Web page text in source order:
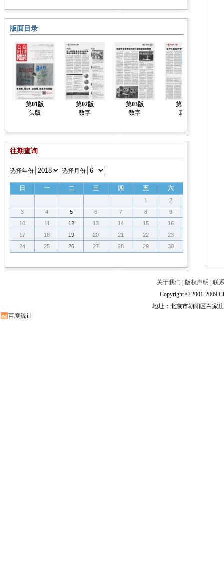
版面目录
第01版
头版
第02版
数字
第03版
数字
第04版
新闻
往期查询
选择年份 选择月份
日 一 二 三 四 五 六
1
2
3
4 5 6 7 8
9
10
11 12 13 14 15
16
17
18 19 20 21 22
23
24
25 26 27 28 29 30
关于我们 版权声明
联
Copyright © 2001-2009
地址：北京市朝阳区白家